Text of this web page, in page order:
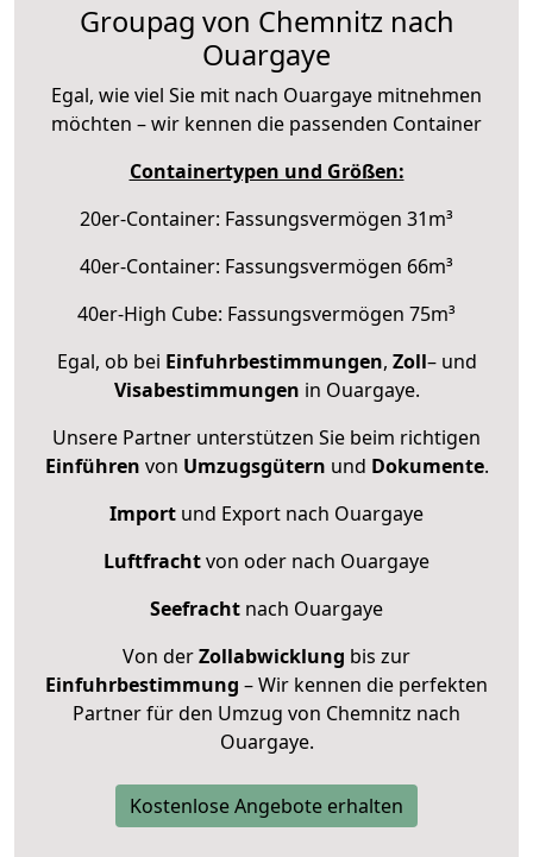
Groupag von Chemnitz nach
Ouargaye
Egal, wie viel Sie mit nach Ouargaye mitnehmen
möchten – wir kennen die passenden Container
Containertypen und Größen:
20er-Container: Fassungsvermögen 31m³
40er-Container: Fassungsvermögen 66m³
40er-High Cube: Fassungsvermögen 75m³
Egal, ob bei Einfuhrbestimmungen, Zoll– und
Visabestimmungen in Ouargaye.
Unsere Partner unterstützen Sie beim richtigen
Einführen von Umzugsgütern und Dokumente.
Import und Export nach Ouargaye
Luftfrachtvon oder nach Ouargaye
Seefracht nach Ouargaye
Von derZollabwicklung bis zur
Einfuhrbestimmung – Wir kennen die perfekten
Partner für den Umzug von Chemnitz nach
Ouargaye.
Kostenlose Angebote erhalten